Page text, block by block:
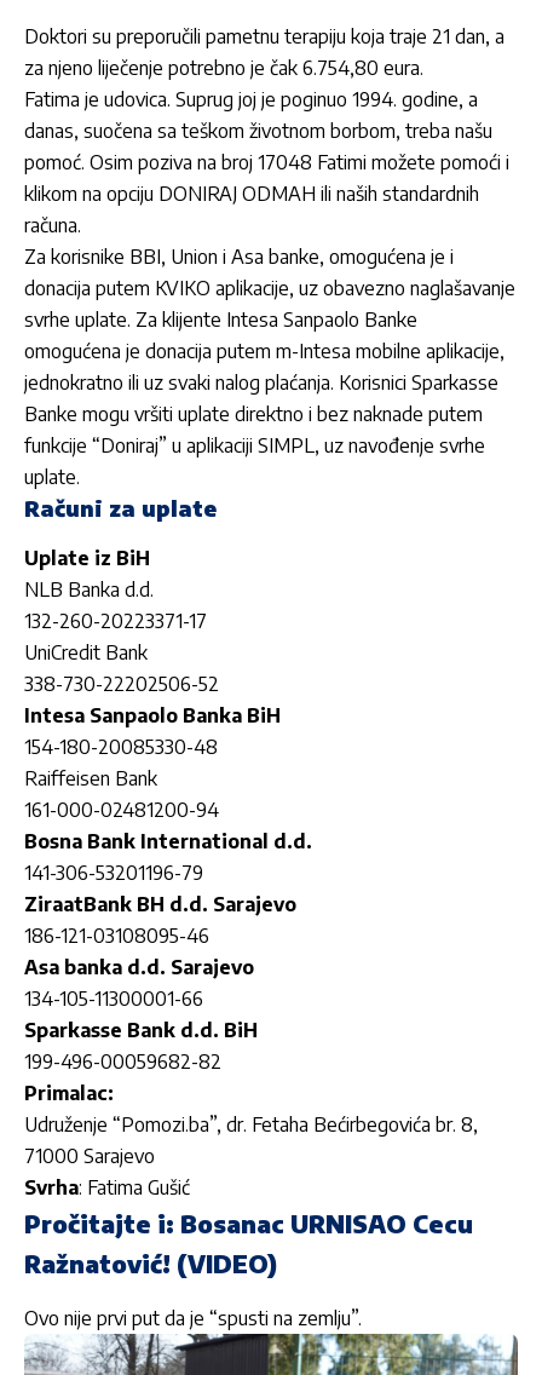
Doktori su preporučili pametnu terapiju koja traje 21 dan, a
za njeno liječenje potrebno je čak 6.754,80 eura.
Fatima je udovica. Suprug joj je poginuo 1994. godine, a
danas, suočena sa teškom životnom borbom, treba našu
pomoć. Osim poziva na broj 17048 Fatimi možete pomoći i
klikom na opciju DONIRAJ ODMAH ili naših standardnih
računa.
Za korisnike BBI, Union i Asa banke, omogućena je i
donacija putem KVIKO aplikacije, uz obavezno naglašavanje
svrhe uplate. Za klijente Intesa Sanpaolo Banke
omogućena je donacija putem m-Intesa mobilne aplikacije,
jednokratno ili uz svaki nalog plaćanja. Korisnici Sparkasse
Banke mogu vršiti uplate direktno i bez naknade putem
funkcije “Doniraj” u aplikaciji SIMPL, uz navođenje svrhe
uplate.
Računi za uplate
Uplate iz BiH
NLB Banka d.d.
132-260-20223371-17
UniCredit Bank
338-730-22202506-52
Intesa Sanpaolo Banka BiH
154-180-20085330-48
Raiffeisen Bank
161-000-02481200-94
Bosna Bank International d.d.
141-306-53201196-79
ZiraatBank BH d.d. Sarajevo
186-121-03108095-46
Asa banka d.d. Sarajevo
134-105-11300001-66
Sparkasse Bank d.d. BiH
199-496-00059682-82
Primalac:
Udruženje “Pomozi.ba”, dr. Fetaha Bećirbegovića br. 8,
71000 Sarajevo
Svrha: Fatima Gušić
Pročitajte i: Bosanac URNISAO Cecu
Ražnatović! (VIDEO)
Ovo nije prvi put da je “spusti na zemlju”.